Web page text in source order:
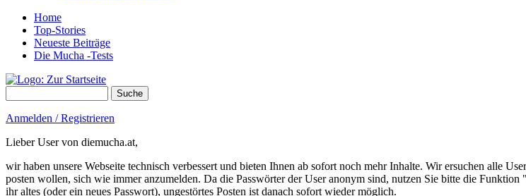
Home
Top-Stories
Neueste Beiträge
Die Mucha -Tests
Anmelden / Registrieren
Lieber User von diemucha.at,
wir haben unsere Webseite technisch verbessert und bieten Ihnen ab sofort noch mehr Inhalte. Wir ersuchen alle
posten wollen, sich wie immer anzumelden. Da die Passwörter der User anonym sind, nutzen Sie bitte die
ihr altes (oder ein neues Passwort), ungestörtes Posten ist danach sofort wieder möglich.